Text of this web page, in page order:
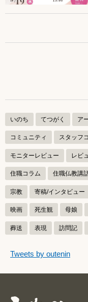
いのち てつがく ア
コミュニティ スタッフ
モニターレビュー レビ
住職コラム 住職仏教講
宗教 寄稿/インタビュー
映画 死生観 母娘
葬送 表現 訪問記
つぶやき
つぶやきをスキップす
Tweets by outenin